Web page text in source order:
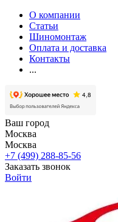
О компании
Статьи
Шиномонтаж
Оплата и доставка
Контакты
...
Ваш город
Москва
Москва
+7 (499) 288-85-56
Заказать звонок
Войти